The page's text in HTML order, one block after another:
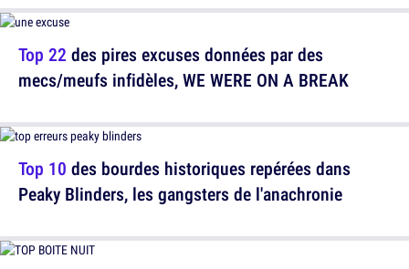
Top 10 des bourdes historiques repérées dans
Peaky Blinders, les gangsters de l'anachronie
Top 22 des pires excuses données par des
mecs/meufs infidèles, WE WERE ON A BREAK